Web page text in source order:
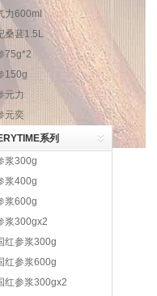
力600ml
桑葚1.5L
75g*2
150g
元力
元奕
系列
浆300g
浆400g
浆600g
浆300gx2
红参浆300g
红参浆600g
红参浆300gx2